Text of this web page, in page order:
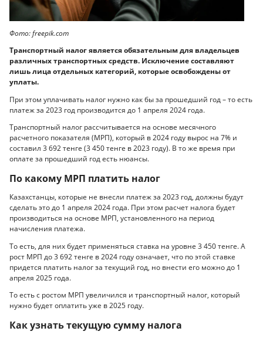
Фото: freepik.com
Транспортный налог является обязательным для владельцев
различных транспортных средств. Исключение составляют
лишь лица отдельных категорий, которые освобождены от
уплаты.
При этом уплачивать налог нужно как бы за прошедший год – то есть
платеж за 2023 год производится до 1 апреля 2024 года.
Транспортный налог рассчитывается на основе месячного
расчетного показателя (МРП), который в 2024 году вырос на 7% и
составил 3 692 тенге (3 450 тенге в 2023 году). В то же время при
оплате за прошедший год есть нюансы.
По какому МРП платить налог
Казахстанцы, которые не внесли платеж за 2023 год, должны будут
сделать это до 1 апреля 2024 года. При этом расчет налога будет
производиться на основе МРП, установленного на период
начисления платежа.
То есть, для них будет применяться ставка на уровне 3 450 тенге. А
рост МРП до 3 692 тенге в 2024 году означает, что по этой ставке
придется платить налог за текущий год, но внести его можно до 1
апреля 2025 года.
То есть с ростом МРП увеличился и транспортный налог, который
нужно будет оплатить уже в 2025 году.
Как узнать текущую сумму налога